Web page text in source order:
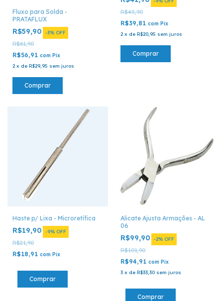
Fluxo para Solda -
PRATAFLUX
R$59,90 -3% OFF
R$61,90
R$56,91 com Pix
2 x de R$29,95 sem juros
Comprar
R$45,90
R$39,81 com Pix
2 x de R$20,95 sem juros
Comprar
Haste p/ Lixa - Microretífica
R$19,90 -9% OFF
R$21,90
R$18,91 com Pix
Alicate Ajusta Armações - AL
06
R$99,90 -2% OFF
R$101,90
R$94,91 com Pix
3 x de R$33,30 sem juros